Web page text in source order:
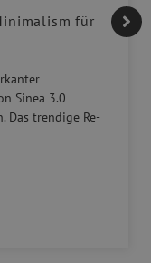
für
Sinea 3.0
Das trendige Re-